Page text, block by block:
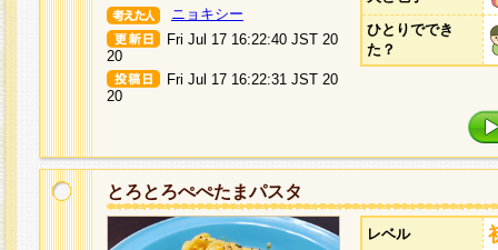
ニョキシー
Fri Jul 17 16:22:40 JST 20
20
Fri Jul 17 16:22:31 JST 20
20
ひとりででき
た？
とろとろぺぺたまパスタ
レベル